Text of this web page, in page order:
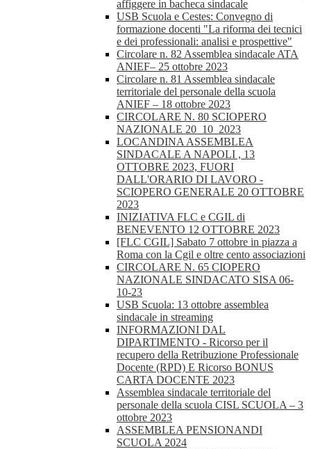
affiggere in bacheca sindacale
USB Scuola e Cestes: Convegno di
formazione docenti "La riforma dei tecnici
e dei professionali: analisi e prospettive"
Circolare n. 82 Assemblea sindacale ATA
ANIEF– 25 ottobre 2023
Circolare n. 81 Assemblea sindacale
territoriale del personale della scuola
ANIEF – 18 ottobre 2023
CIRCOLARE N. 80 SCIOPERO
NAZIONALE 20_10_2023
LOCANDINA ASSEMBLEA
SINDACALE A NAPOLI , 13
OTTOBRE 2023, FUORI
DALL'ORARIO DI LAVORO -
SCIOPERO GENERALE 20 OTTOBRE
2023
INIZIATIVA FLC e CGIL di
BENEVENTO 12 OTTOBRE 2023
[FLC CGIL] Sabato 7 ottobre in piazza a
Roma con la Cgil e oltre cento associazioni
CIRCOLARE N. 65 CIOPERO
NAZIONALE SINDACATO SISA 06-
10-23
USB Scuola: 13 ottobre assemblea
sindacale in streaming
INFORMAZIONI DAL
DIPARTIMENTO - Ricorso per il
recupero della Retribuzione Professionale
Docente (RPD) E Ricorso BONUS
CARTA DOCENTE 2023
Assemblea sindacale territoriale del
personale della scuola CISL SCUOLA – 3
ottobre 2023
ASSEMBLEA PENSIONANDI
SCUOLA 2024